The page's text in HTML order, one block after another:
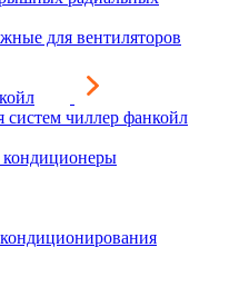
для вентиляторов
систем чиллер фанкойл